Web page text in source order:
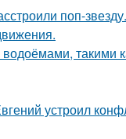
поп-звезду.
такими
устроил